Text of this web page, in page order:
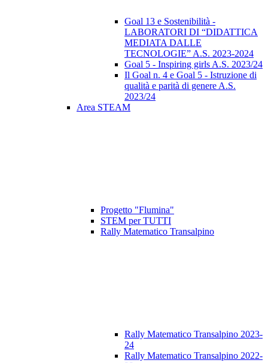
Goal 13 e Sostenibilità -
LABORATORI DI “DIDATTICA
MEDIATA DALLE
TECNOLOGIE” A.S. 2023-2024
Goal 5 - Inspiring girls A.S. 2023/24
Il Goal n. 4 e Goal 5 - Istruzione di
qualità e parità di genere A.S.
2023/24
Area STEAM
Progetto "Flumina"
STEM per TUTTI
Rally Matematico Transalpino
Rally Matematico Transalpino 2023-
24
Rally Matematico Transalpino 2022-